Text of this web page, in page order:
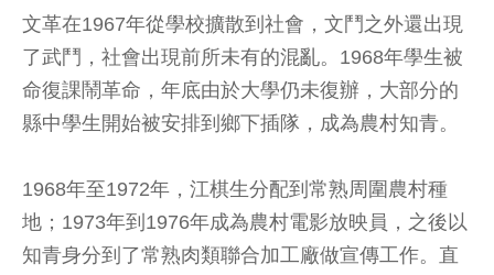
文革在1967年從學校擴散到社會，文鬥之外還出現
了武鬥，社會出現前所未有的混亂。1968年學生被
命復課鬧革命，年底由於大學仍未復辦，大部分的
縣中學生開始被安排到鄉下插隊，成為農村知青。
1968年至1972年，江棋生分配到常熟周圍農村種
地；1973年到1976年成為農村電影放映員，之後以
知青身分到了常熟肉類聯合加工廠做宣傳工作。直